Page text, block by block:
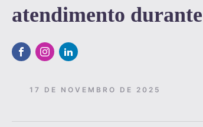
atendimento
17 DE NOVEMBRO DE 2025